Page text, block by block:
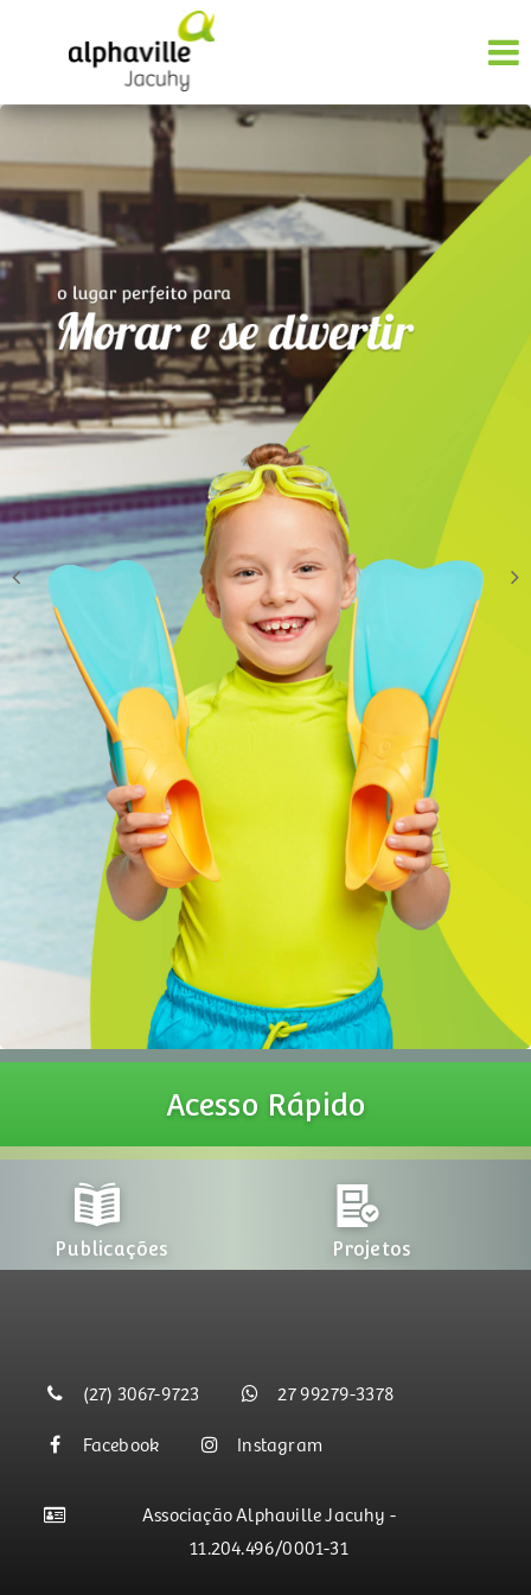
Acesso Rápido
Publicações Projetos
(27) 3067-9723 27 99279-3378
Facebook Instagram
Associação Alphaville Jacuhy -
11.204.496/0001-31